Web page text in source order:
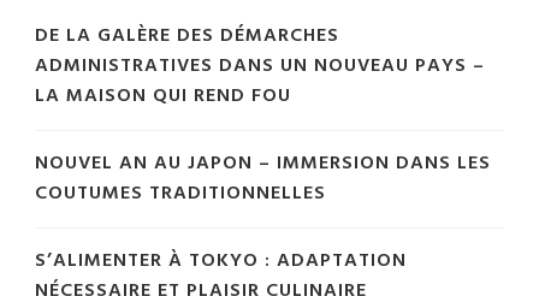
DE LA GALÈRE DES DÉMARCHES
ADMINISTRATIVES DANS UN NOUVEAU PAYS –
LA MAISON QUI REND FOU
NOUVEL AN AU JAPON – IMMERSION DANS LES
COUTUMES TRADITIONNELLES
S’ALIMENTER À TOKYO : ADAPTATION